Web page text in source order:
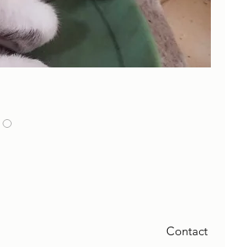
Contact